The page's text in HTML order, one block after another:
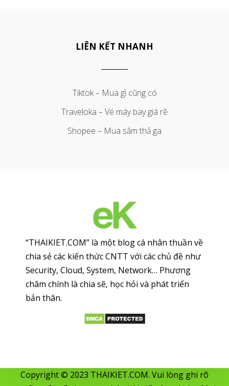
LIÊN KẾT NHANH
Tiktok – Mua gì cũng có
Traveloka – Vé máy bay giá rẽ
Shopee – Mua sắm thả ga
“THAIKIET.COM” là một blog cá nhân thuần về
chia sẻ các kiến thức CNTT với các chủ đề như
Security, Cloud, System, Network… Phương
châm chính là chia sẽ, học hỏi và phát triển
bản thân.
Copyright © 2023 THAIKIET.COM. Vui lòng ghi rõ